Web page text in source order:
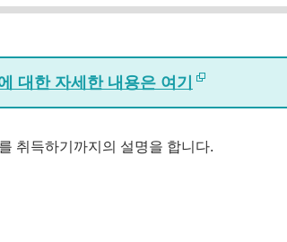
대한 자세한 내용은 여기
취득하기까지의 설명을 합니다.